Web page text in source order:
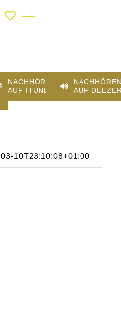
NACHHÖREN
AUF ITUNES
AUF
10T23:10:08+01:00